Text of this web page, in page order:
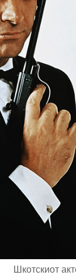
Шкотскиот